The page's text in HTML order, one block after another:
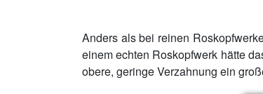
Anders als bei reinen
einem echten Roskopfwerk hätte
obere, geringe Verzahnung ein